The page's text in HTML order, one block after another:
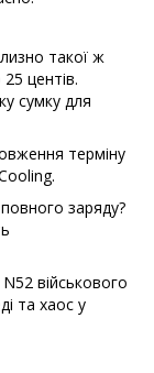
такої ж
центів.
сумку для
терміну
заряду?
військового
та хаос у